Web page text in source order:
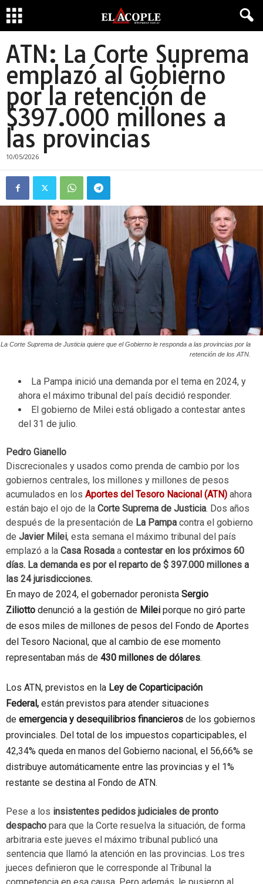
ATN: La Corte Suprema
emplazó al Gobierno
por la retención de
$397.000 millones a
las provincias
10/05/2026
La Corte Suprema de Justicia quiere que el Gobierno le responda a las provincias por la
retención de los ATN.
La Pampa inició una demanda por el tema en 2024, y
ahora el máximo tribunal del país decidió responder.
El gobierno de Milei está obligado a contestar antes
del 31 de julio.
Pedro Gianello
Discrecionales y usados como prenda de cambio por los
gobiernos centrales, los millones y millones de pesos
acumulados en los Aportes del Tesoro Nacional (ATN) ahora
están bajo el ojo de la Corte Suprema de Justicia. Dos años
después de la presentación de La Pampa contra el gobierno
de Javier Milei, esta semana el máximo tribunal del país
emplazó a la Casa Rosada a contestar en los próximos 60
días. La demanda es por el reparto de $ 397.000 millones a
las 24 jurisdicciones.
En mayo de 2024, el gobernador peronista Sergio
Ziliotto denunció a la gestión de Milei porque no giró parte
de esos miles de millones de pesos del Fondo de Aportes
del Tesoro Nacional, que al cambio de ese momento
representaban más de 430 millones de dólares.
Los ATN, previstos en la Ley de Coparticipación
Federal, están previstos para atender situaciones
de emergencia y desequilibrios financieros de los gobiernos
provinciales. Del total de los impuestos coparticipables, el
42,34% queda en manos del Gobierno nacional, el 56,66% se
distribuye automáticamente entre las provincias y el 1%
restante se destina al Fondo de ATN.
Pese a los insistentes pedidos judiciales de pronto
despacho para que la Corte resuelva la situación, de forma
arbitraria este jueves el máximo tribunal publicó una
sentencia que llamó la atención en las provincias. Los tres
jueces definieron que le corresponde al Tribunal la